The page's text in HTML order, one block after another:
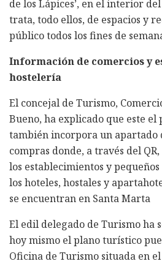
de los Lápices’, en el interior
trata, todo ellos, de espacios y
público todos los fines de
Información de comercios y
hostelería
El concejal de Turismo,
Bueno, ha explicado que este
también incorpora un apartado
compras donde, a través del
los establecimientos y
los hoteles, hostales y
se encuentran en Santa Marta
El edil delegado de Turismo ha
hoy mismo el plano turístico
Oficina de Turismo situada en